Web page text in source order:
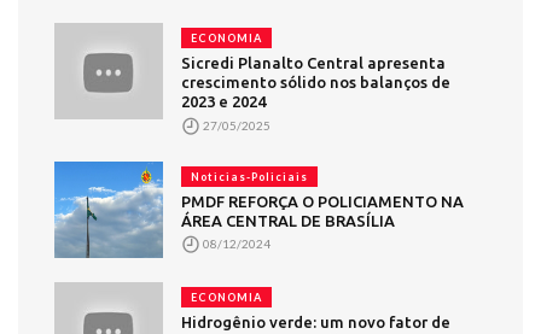
ECONOMIA
Sicredi Planalto Central apresenta
crescimento sólido nos balanços de
2023 e 2024
27/05/2025
Noticias-Policiais
PMDF REFORÇA O POLICIAMENTO NA
ÁREA CENTRAL DE BRASÍLIA
08/12/2024
ECONOMIA
Hidrogênio verde: um novo fator de